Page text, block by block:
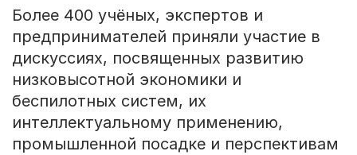
Более 400 учёных, экспертов и
предпринимателей приняли участие в
дискуссиях, посвященных развитию
низковысотной экономики и
беспилотных систем, их
интеллектуальному применению,
промышленной посадке и перспективам